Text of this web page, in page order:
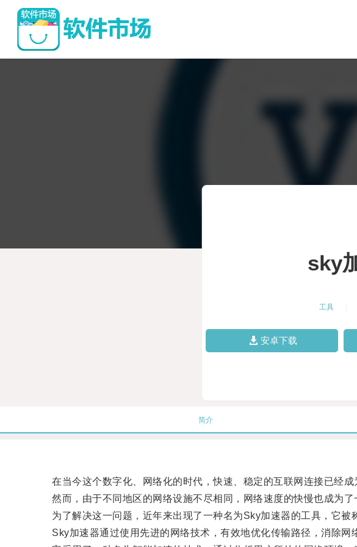
sky
工具
安卓下载
简介
在当今这个数字化、网络化的时代，快速、稳定的互联网连接已经成
然而，由于不同地区的网络设施不尽相同，网络速度的快慢也成为了
为了解决这一问题，近年来出现了一种名为Sky加速器的工具，它被
Sky加速器通过使用先进的网络技术，有效地优化传输路径，消除网